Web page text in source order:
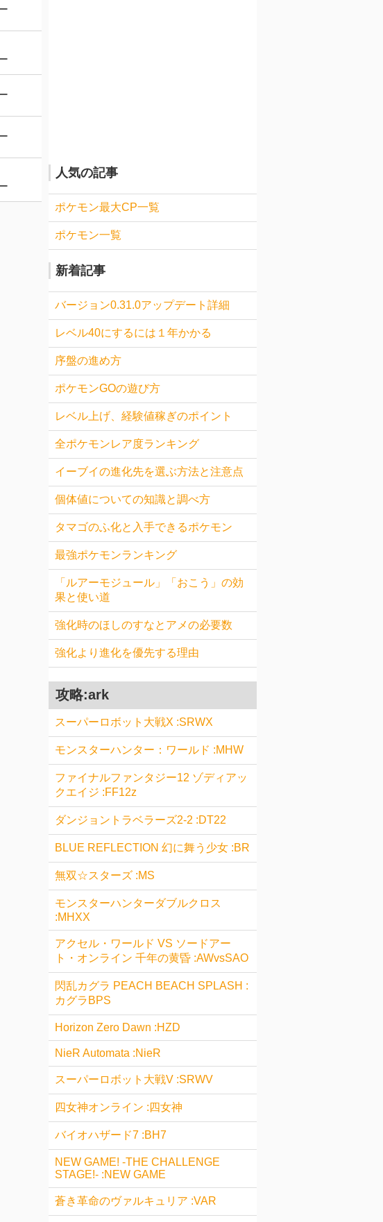
人気の記事
ポケモン最大CP一覧
ポケモン一覧
新着記事
バージョン0.31.0アップデート詳細
レベル40にするには１年かかる
序盤の進め方
ポケモンGOの遊び方
レベル上げ、経験値稼ぎのポイント
全ポケモンレア度ランキング
イーブイの進化先を選ぶ方法と注意点
個体値についての知識と調べ方
タマゴのふ化と入手できるポケモン
最強ポケモンランキング
「ルアーモジュール」「おこう」の効
果と使い道
強化時のほしのすなとアメの必要数
強化より進化を優先する理由
攻略:ark
スーパーロボット大戦X :SRWX
モンスターハンター：ワールド :MHW
ファイナルファンタジー12 ゾディアッ
クエイジ :FF12z
ダンジョントラベラーズ2-2 :DT22
BLUE REFLECTION 幻に舞う少女 :BR
無双☆スターズ :MS
モンスターハンターダブルクロス
:MHXX
アクセル・ワールド VS ソードアー
ト・オンライン 千年の黄昏 :AWvsSAO
閃乱カグラ PEACH BEACH SPLASH :
カグラBPS
Horizon Zero Dawn :HZD
NieR Automata :NieR
スーパーロボット大戦V :SRWV
四女神オンライン :四女神
バイオハザード7 :BH7
NEW GAME! -THE CHALLENGE
STAGE!- :NEW GAME
蒼き革命のヴァルキュリア :VAR